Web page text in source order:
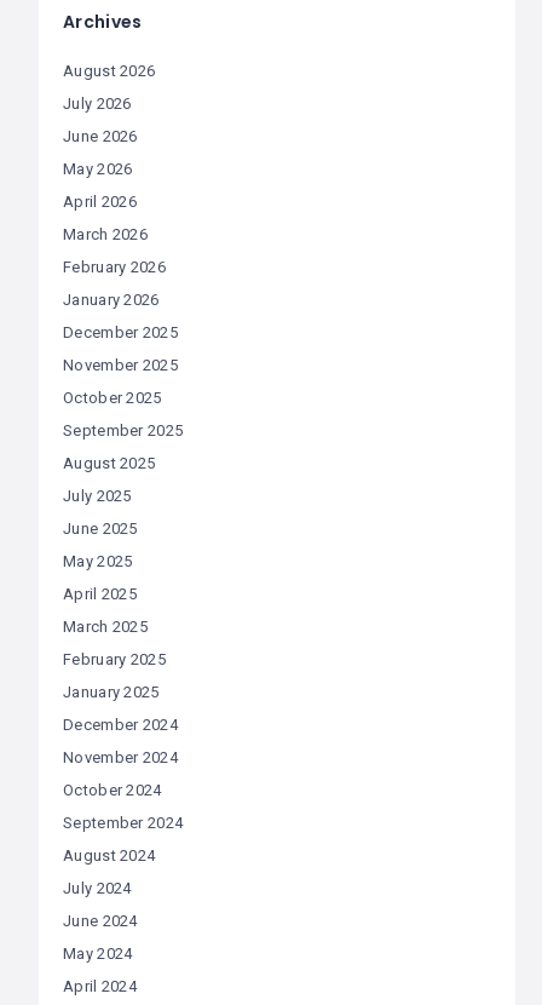
Archives
August 2026
July 2026
June 2026
May 2026
April 2026
March 2026
February 2026
January 2026
December 2025
November 2025
October 2025
September 2025
August 2025
July 2025
June 2025
May 2025
April 2025
March 2025
February 2025
January 2025
December 2024
November 2024
October 2024
September 2024
August 2024
July 2024
June 2024
May 2024
April 2024